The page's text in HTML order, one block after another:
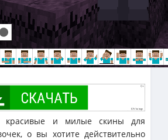
и милые скины для
о вы хотите действительно